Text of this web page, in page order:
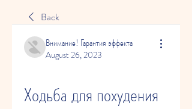
Back
Внимание! Гарантия эффекта
August 26, 2023
Ходьба для похудения